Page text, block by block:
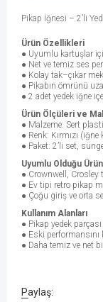
Pikap İğnesi – 2’li
Ürün Özellikleri
● Uyumlu kartuşlar
● Net ve temiz ses
● Kolay tak–çıkar
● Pikabın ömrünü
● 2 adet yedek iğne
Ürün Ölçüleri ve
● Malzeme: Sert
● Renk: Kırmızı (iğne
● Paket: 2’li set,
Uyumlu Olduğu
● Crownwell,
● Ev tipi retro pikap
● Çoğu giriş ve orta
Kullanım Alanları
● Pikap yedek
● Eski
● Daha temiz ve net
Paylaş: